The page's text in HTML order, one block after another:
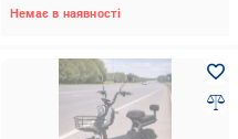
Немає в наявності